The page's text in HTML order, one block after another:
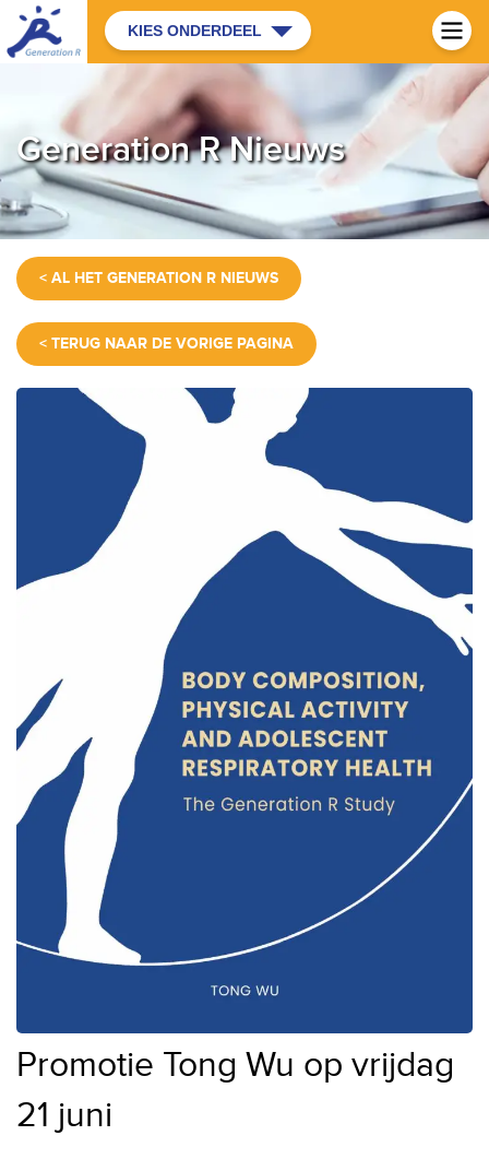
KIES ONDERDEEL
Generation R Nieuws
< AL HET GENERATION R NIEUWS
< TERUG NAAR DE VORIGE PAGINA
Promotie Tong Wu op vrijdag
21 juni